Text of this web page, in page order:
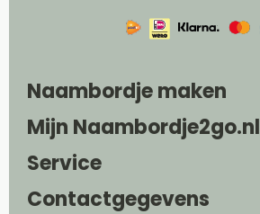
Naambordje maken
Mijn Naambordje2go.nl
Service
Contactgegevens